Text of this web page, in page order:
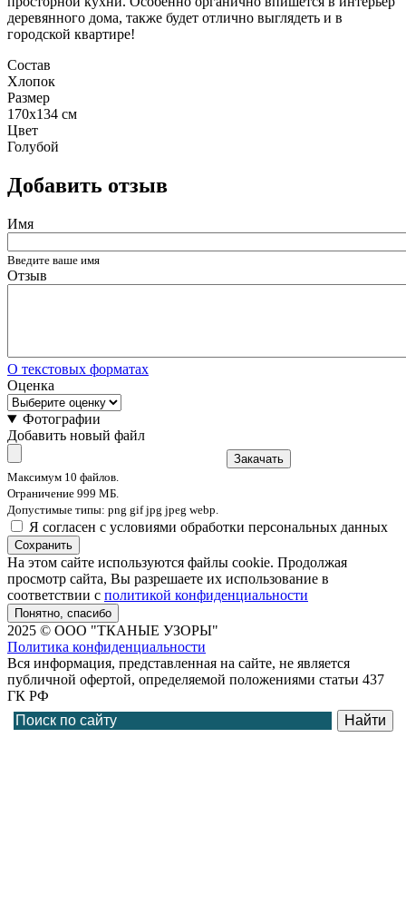
деревянного дома, также будет отлично выглядеть и в
городской квартире!
Состав
Хлопок
Размер
170x134 см
Цвет
Голубой
Добавить отзыв
Имя
Введите ваше имя
Отзыв
О текстовых форматах
Оценка
Фотографии
Добавить новый файл
Закачать
Максимум 10 файлов.
Ограничение 999 МБ.
Допустимые типы: png gif jpg jpeg webp.
Я согласен с условиями обработки персональных данных
Сохранить
На этом сайте используются файлы cookie. Продолжая
просмотр сайта, Вы разрешаете их использование в
соответствии с политикой конфиденциальности
Понятно, спасибо
2025 © ООО "ТКАНЫЕ УЗОРЫ"
Политика конфиденциальности
Вся информация, представленная на сайте, не является
публичной офертой, определяемой положениями статьи 437
ГК РФ